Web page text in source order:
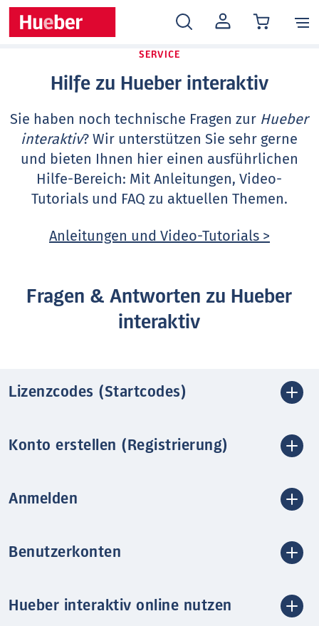
MEIN
KONTO
SERVICE
Hilfe zu Hueber interaktiv
Sie haben noch technische Fragen zur Hueber
interaktiv? Wir unterstützen Sie sehr gerne
und bieten Ihnen hier einen ausführlichen
Hilfe-Bereich: Mit Anleitungen, Video-
Tutorials und FAQ zu aktuellen Themen.
Anleitungen und Video-Tutorials >
Fragen & Antworten zu Hueber
interaktiv
Lizenzcodes (Startcodes)
Konto erstellen (Registrierung)
Anmelden
Benutzerkonten
Hueber interaktiv online nutzen